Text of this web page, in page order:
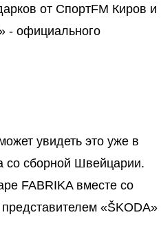
от СпортFM Киров и
- официального
увидеть это уже в
со сборной Швейцарии.
FABRIKA вместе со
«ŠKODA»